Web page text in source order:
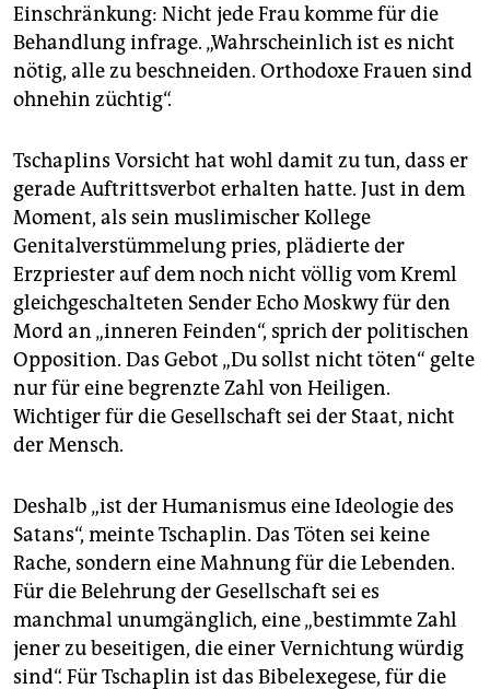
Einschränkung: Nicht jede Frau komme für die
Behandlung infrage. „Wahrscheinlich ist es nicht
nötig, alle zu beschneiden. Orthodoxe Frauen sind
ohnehin ­züchtig“.
Tschaplins Vorsicht hat wohl damit zu tun, dass er
gerade Auftrittsverbot erhalten hatte. Just in dem
Moment, als sein muslimischer Kollege
Genitalverstümmelung pries, plädierte der
Erzpriester auf dem noch nicht völlig vom Kreml
gleichgeschalteten Sender Echo Moskwy für den
Mord an „inneren Feinden“, sprich der politischen
Opposition. Das Gebot „Du sollst nicht töten“ gelte
nur für eine begrenzte Zahl von Heiligen.
Wichtiger für die Gesellschaft sei der Staat, nicht
der Mensch.
Deshalb „ist der Humanismus eine Ideologie des
Satans“, meinte Tscha­plin. Das Töten sei keine
Rache, sondern eine Mahnung für die Lebenden.
Für die Belehrung der Gesellschaft sei es
manchmal unumgänglich, eine „bestimmte Zahl
jener zu beseitigen, die einer Vernichtung würdig
sind“. Für Tschaplin ist das Bibelexegese, für die